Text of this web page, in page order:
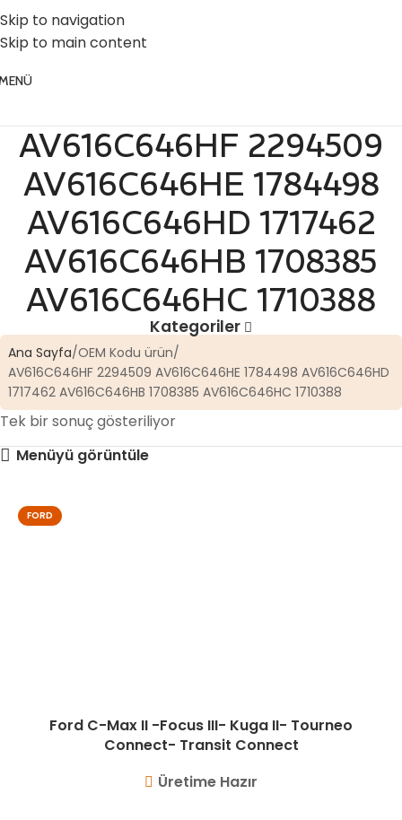
Skip to navigation
Skip to main content
☎️ 0 (224) 504 74 45
AV616C646HF 2294509
AV616C646HE 1784498
AV616C646HD 1717462
AV616C646HB 1708385
AV616C646HC 1710388
Kategoriler
Ana Sayfa OEM Kodu ürün
AV616C646HF 2294509 AV616C646HE 1784498 AV616C646HD
1717462 AV616C646HB 1708385 AV616C646HC 1710388
Tek bir sonuç gösteriliyor
Menüyü görüntüle
FORD
Ford C-Max II -Focus III- Kuga II- Tourneo
Connect- Transit Connect
Üretime Hazır